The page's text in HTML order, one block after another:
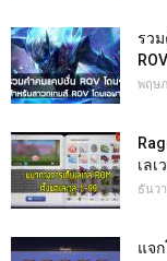
รว
พฤษ
เลเ
ธันว
แจ